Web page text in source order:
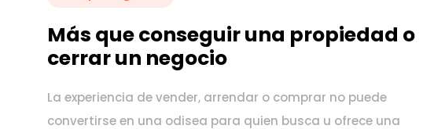
Más que conseguir una propiedad o
cerrar un negocio
La experiencia de vender, arrendar o comprar no puede
convertirse en una odisea para quien busca u ofrece una